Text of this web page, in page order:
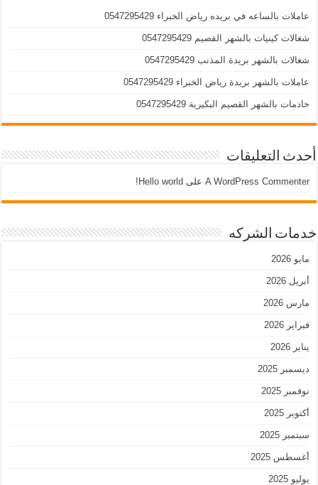
عاملات بالساعه في بريده رياض الخبراء 0547295429
شغالات كينيات بالشهر القصيم 0547295429
شغالات بالشهر بريدة المذنب 0547295429
عاملات بالشهر بريدة رياض الخبراء 0547295429
خادمات بالشهر القصيم البكيرية 0547295429
أحدث التعليقات
A WordPress Commenter على Hello world!
خدمات الشركه
مايو 2026
أبريل 2026
مارس 2026
فبراير 2026
يناير 2026
ديسمبر 2025
نوفمبر 2025
أكتوبر 2025
سبتمبر 2025
أغسطس 2025
يوليو 2025